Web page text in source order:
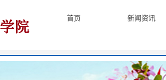
首页 新闻资讯